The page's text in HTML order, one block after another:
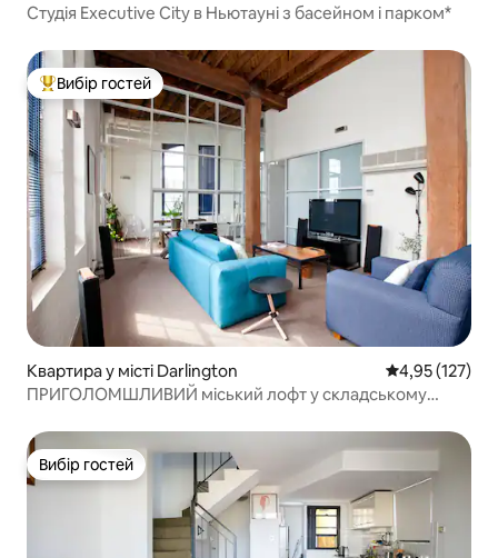
Студія Executive City в Ньютауні з басейном і парком*
Топ вибір гостей
Вибір гостей
Квартира у місті Darlington Середня
4,95 (127)
ПРИГОЛОМШЛИВИЙ міський лофт у складському
Вибір гостей
Вибір гостей